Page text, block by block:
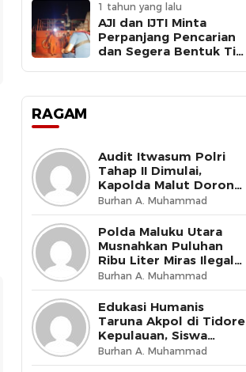
1 tahun yang lalu
AJI dan IJTI Minta
Perpanjang Pencarian
dan Segera Bentuk Tim
RAGAM
Audit Itwasum Polri
Tahap II Dimulai,
Kapolda Malut Dorong
Peningkatan Tata
Kelola Organisasi yang
Presisi
Burhan A. Muhammad
Polda Maluku Utara
Musnahkan Puluhan
Ribu Liter Miras Ilegal
dan Bongkar Jaringan
Peredaran Senjata Api
Lintas Negara
Burhan A. Muhammad
Edukasi Humanis
Taruna Akpol di Tidore
Kepulauan, Siswa
Didorong Miliki Disiplin
dan Kemandirian
Burhan A. Muhammad